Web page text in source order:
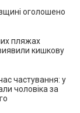
оголошено
пляжах
кишкову
частування: у
чоловіка за